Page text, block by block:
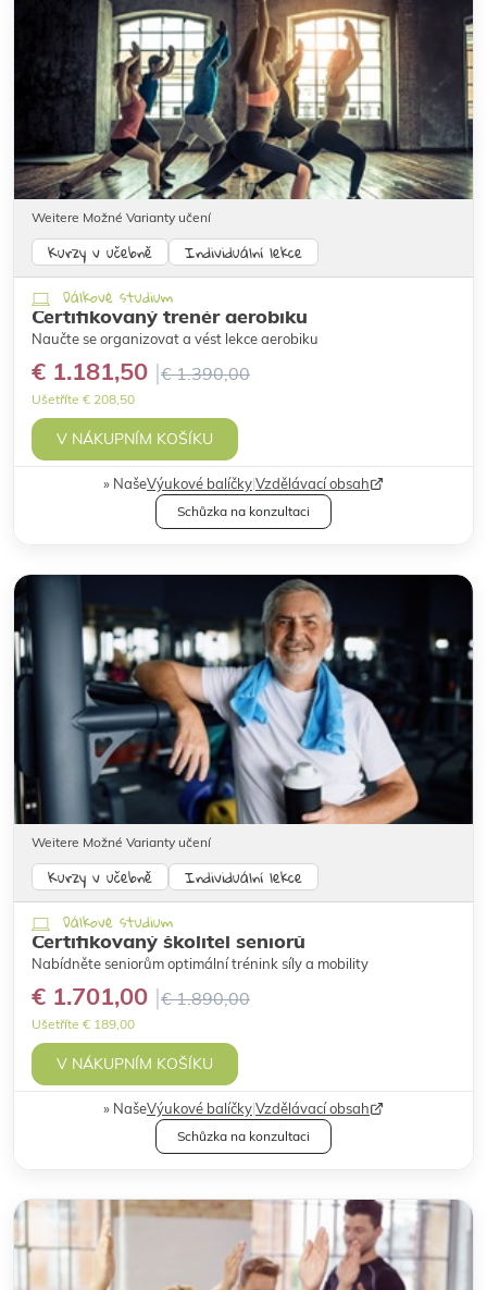
Weitere Možné Varianty učení
Dálkové studium
Kurzy v učebně Individuální lekce
Certifikovaný trenér aerobiku
Naučte se organizovat a vést lekce aerobiku
€ 1.181,50 € 1.390,00
Ušetříte € 208,50
V NÁKUPNÍM KOŠÍKU
NašeVýukové balíčky|Vzdělávací obsah
Schůzka na konzultaci
Weitere Možné Varianty učení
Dálkové studium
Kurzy v učebně Individuální lekce
Certifikovaný školitel seniorů
Nabídněte seniorům optimální trénink síly a mobility
€ 1.701,00 € 1.890,00
Ušetříte € 189,00
V NÁKUPNÍM KOŠÍKU
NašeVýukové balíčky|Vzdělávací obsah
Schůzka na konzultaci